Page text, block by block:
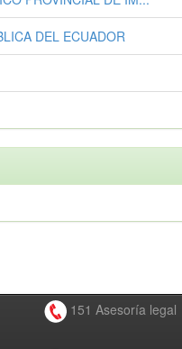
DEL ECUADOR
151 Asesoría legal